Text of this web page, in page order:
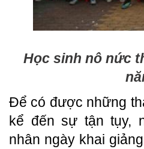
Học sinh nô nức
Để có được những
kể đến sự tận tụy,
nhân ngày khai